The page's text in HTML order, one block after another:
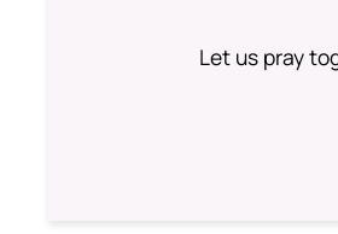
Let us pray